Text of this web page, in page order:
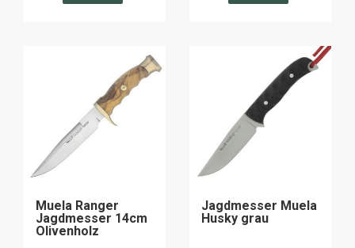
Muela Ranger
Jagdmesser 14cm
Olivenholz
Jagdmesser Muela
Husky grau